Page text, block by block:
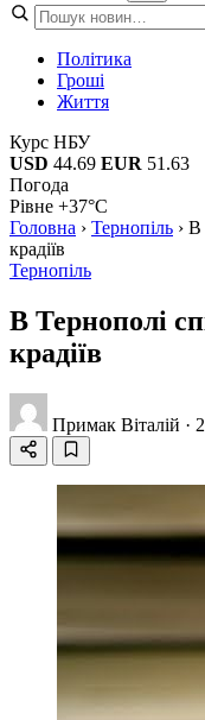
Політика
Гроші
Життя
Курс НБУ
USD 44.69 EUR 51.63
Погода
Рівне +37°C
Головна › Тернопіль › В
крадіїв
Тернопіль
В Тернополі
крадіїв
Примак Віталій ·